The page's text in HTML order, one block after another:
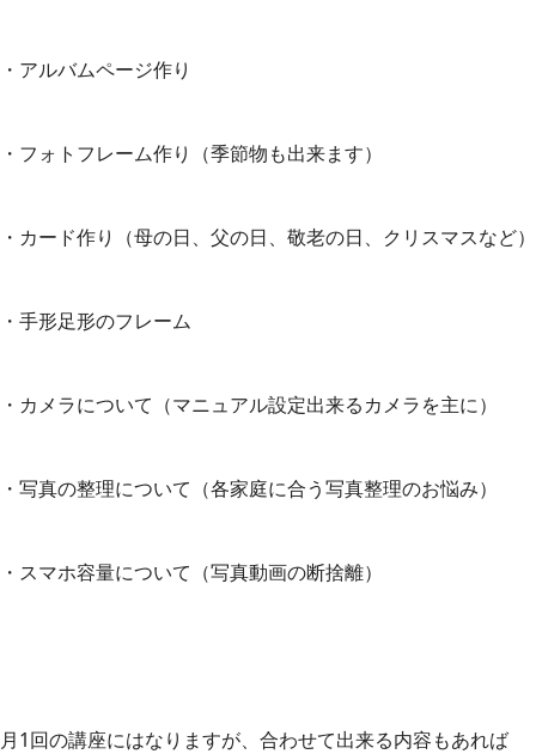
・アルバムページ作り
・フォトフレーム作り（季節物も出来ます）
・カード作り（母の日、父の日、敬老の日、クリスマスなど）
・手形足形のフレーム
・カメラについて（マニュアル設定出来るカメラを主に）
・写真の整理について（各家庭に合う写真整理のお悩み）
・スマホ容量について（写真動画の断捨離）
月1回の講座にはなりますが、合わせて出来る内容もあれば